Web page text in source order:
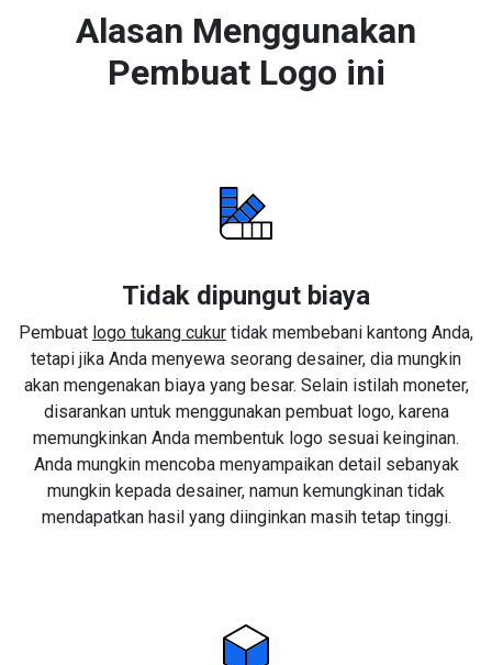
Alasan Menggunakan
Pembuat Logo ini
Tidak dipungut biaya
Pembuat logo tukang cukur tidak membebani kantong Anda,
tetapi jika Anda menyewa seorang desainer, dia mungkin
akan mengenakan biaya yang besar. Selain istilah moneter,
disarankan untuk menggunakan pembuat logo, karena
memungkinkan Anda membentuk logo sesuai keinginan.
Anda mungkin mencoba menyampaikan detail sebanyak
mungkin kepada desainer, namun kemungkinan tidak
mendapatkan hasil yang diinginkan masih tetap tinggi.